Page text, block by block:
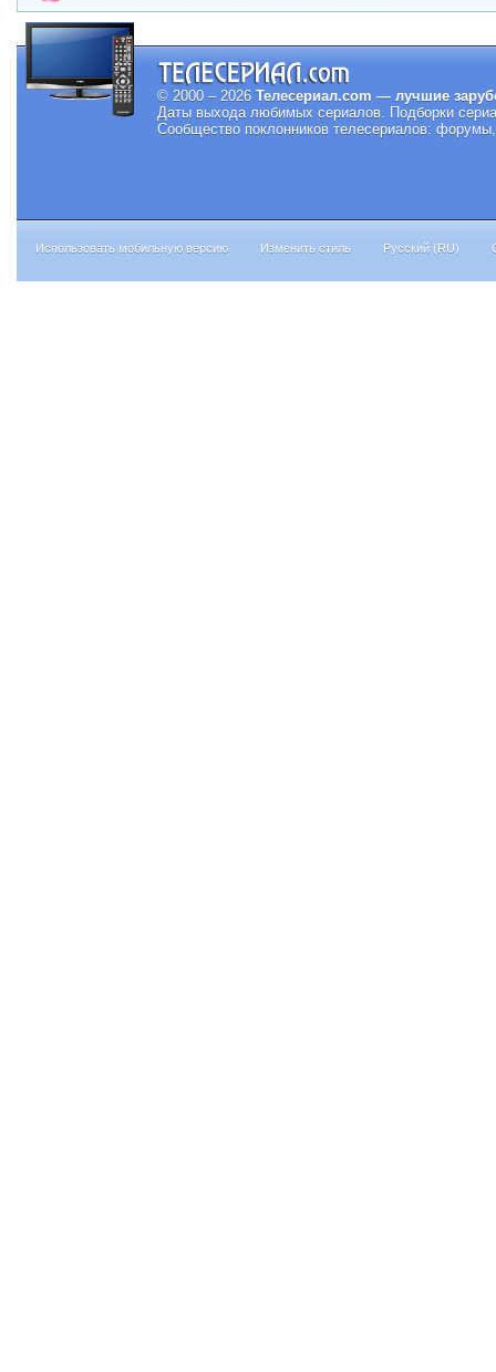
© 2000 – 2026 Телесериал.com — лучшие
Даты выхода любимых сериалов. Подборки
Сообщество поклонников телесериалов:
Использовать мобильную версию Изменить стиль Русский (RU)